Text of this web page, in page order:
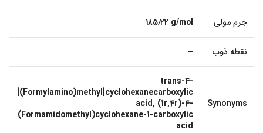
جرم مولی ۱۸۵٫۲۲ g/mol
نقطه ذوب –
Synonyms
trans-4-
[(Formylamino)methyl]cyclohexanecarboxylic
acid, (1r,4r)-4-
(Formamidomethyl)cyclohexane-1-carboxylic
acid